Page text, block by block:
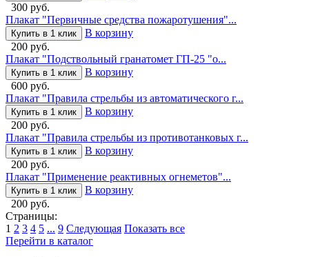
300 руб.
Плакат "Первичные средства пожаротушения"...
Купить в 1 клик
В корзину
200 руб.
Плакат "Подствольный гранатомет ГП-25 "о...
Купить в 1 клик
В корзину
600 руб.
Плакат "Правила стрельбы из автоматического г...
Купить в 1 клик
В корзину
200 руб.
Плакат "Правила стрельбы из противотанковых г...
Купить в 1 клик
В корзину
200 руб.
Плакат "Применение реактивных огнеметов"...
Купить в 1 клик
В корзину
200 руб.
Страницы:
1 2 3 4 5 ... 9 Следующая Показать все
Перейти в каталог